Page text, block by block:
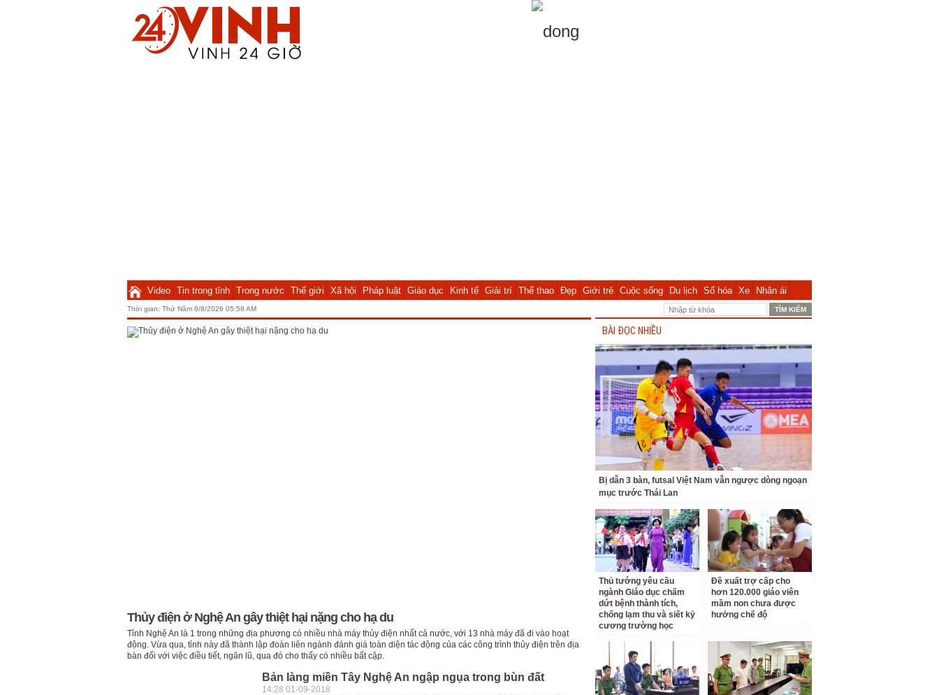
Video Tin trong tỉnh Trong nước Thế giới Xã hội Pháp luật Giáo dục Kinh tế Giải trí Thể thao Đẹp Giới trẻ Cuộc sống Du lịch Số hóa Xe Nhân ái
Thời gian: Thứ Năm 6/8/2026 05:58 AM
Thủy điện ở Nghệ An gây thiệt hại nặng cho hạ du
Tỉnh Nghệ An là 1 trong những địa phương có nhiều nhà máy thủy điện nhất cả nước, với 13 nhà máy đã đi vào hoạt
động. Vừa qua, tỉnh này đã thành lập đoàn liên ngành đánh giá toàn diện tác động của các công trình thủy điện trên địa
bàn đối với việc điều tiết, ngăn lũ, qua đó cho thấy có nhiều bất cập.
Bản làng miền Tây Nghệ An ngập ngụa trong bùn đất
14:28 01-09-2018
BÀI ĐỌC NHIỀU
Bị dẫn 3 bàn, futsal Việt Nam vẫn ngược dòng ngoạn
mục trước Thái Lan
Thủ tướng yêu cầu
ngành Giáo dục chấm
dứt bệnh thành tích,
chống lạm thu và siết kỷ
cương trường học
Đề xuất trợ cấp cho
hơn 120.000 giáo viên
mầm non chưa được
hưởng chế độ